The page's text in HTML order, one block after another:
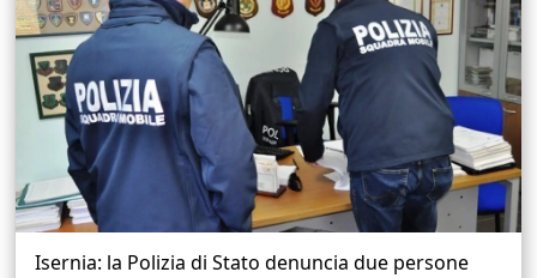
Isernia: la Polizia di Stato denuncia due persone